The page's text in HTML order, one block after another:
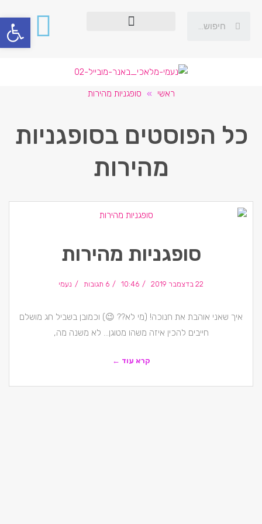
ראשי » סופגניות מהירות
כל הפוסטים בסופגניות
מהירות
סופגניות מהירות
22 בדצמבר 2019 10:46 6 תגובות נעמי
איך שאני אוהבת את חנוכה! (מי לא?? 😉) וכמובן בשביל חג מושלם
חייבים להכין איזה משהו מטוגן… לא משנה מה,
קרא עוד ←
פתח